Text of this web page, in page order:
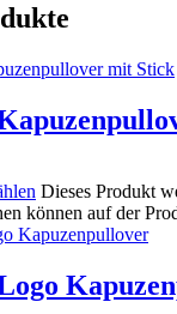
Dieses Produkt
können auf der